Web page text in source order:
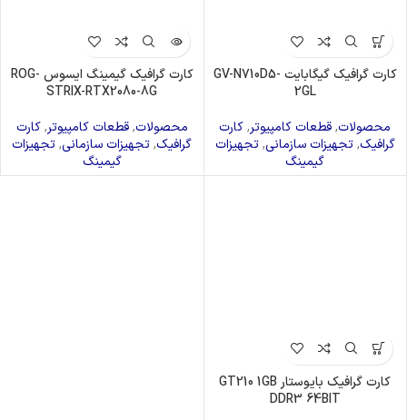
کارت گرافیک گیگابایت GV-N710D5-
2GL
محصولات,قطعات کامپیوتر,کارت
گرافیک,تجهیزات سازمانی,تجهیزات
گیمینگ
کارت گرافیک گیمینگ ایسوس ROG-
STRIX-RTX2080-8G
محصولات,قطعات کامپیوتر,کارت
گرافیک,تجهیزات سازمانی,تجهیزات
گیمینگ
کارت گرافیک بایوستار GT210 1GB
DDR3 64BIT